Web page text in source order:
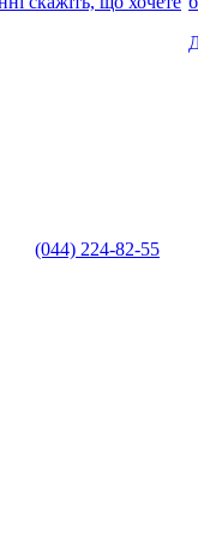
(044) 224-82-55